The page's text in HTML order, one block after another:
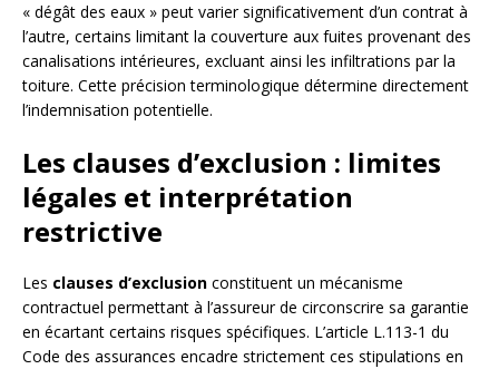
« dégât des eaux » peut varier significativement d’un contrat à
l’autre, certains limitant la couverture aux fuites provenant des
canalisations intérieures, excluant ainsi les infiltrations par la
toiture. Cette précision terminologique détermine directement
l’indemnisation potentielle.
Les clauses d’exclusion : limites
légales et interprétation
restrictive
Les clauses d’exclusion constituent un mécanisme
contractuel permettant à l’assureur de circonscrire sa garantie
en écartant certains risques spécifiques. L’article L.113-1 du
Code des assurances encadre strictement ces stipulations en